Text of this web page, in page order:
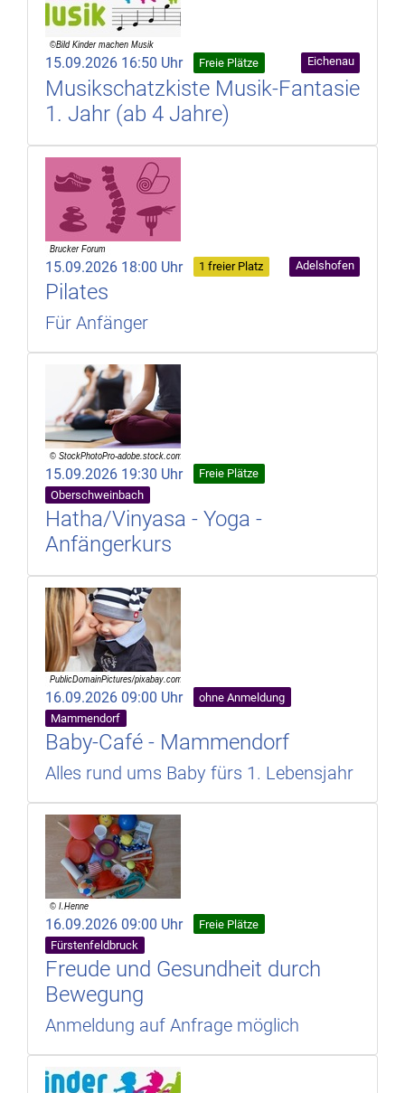
15.09.2026 16:50 Uhr Freie Plätze Eichenau
Musikschatzkiste Musik-Fantasie
1. Jahr (ab 4 Jahre)
15.09.2026 18:00 Uhr 1 freier Platz Adelshofen
Pilates
Für Anfänger
15.09.2026 19:30 Uhr
Freie Plätze
Oberschweinbach
Hatha/Vinyasa - Yoga -
Anfängerkurs
16.09.2026 09:00 Uhr
ohne Anmeldung
Mammendorf
Baby-Café - Mammendorf
Alles rund ums Baby fürs 1. Lebensjahr
16.09.2026 09:00 Uhr
Freie Plätze
Fürstenfeldbruck
Freude und Gesundheit durch
Bewegung
Anmeldung auf Anfrage möglich